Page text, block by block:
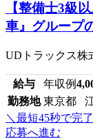
【整備士3級
車』グループ
UDトラックス株
給与 年収例
勤務地 東京都
＼最短45秒で完
応募へ進む